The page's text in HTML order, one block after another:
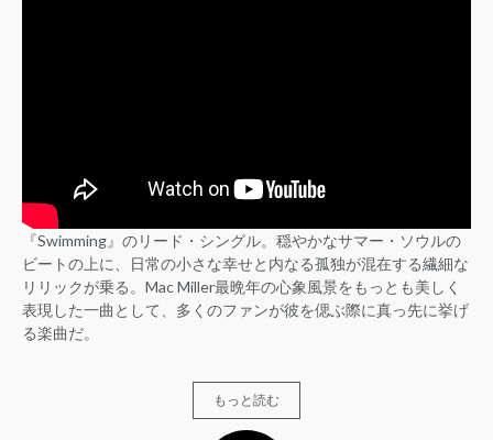
『Swimming』のリード・シングル。穏やかなサマー・ソウルの
ビートの上に、日常の小さな幸せと内なる孤独が混在する繊細な
リリックが乗る。Mac Miller最晩年の心象風景をもっとも美しく
表現した一曲として、多くのファンが彼を偲ぶ際に真っ先に挙げ
る楽曲だ。
もっと読む